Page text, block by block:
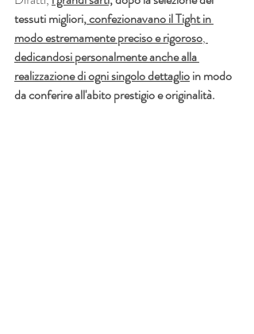
tessuti migliori, confezionavano il Tight in
modo estremamente preciso e rigoroso,
dedicandosi personalmente anche alla
realizzazione di ogni singolo dettaglio in modo
da conferire all'abito prestigio e originalità.